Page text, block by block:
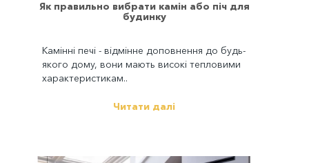
Як правильно вибрати камін або піч для
будинку
Камінні печі - відмінне доповнення до будь-
якого дому, вони мають високі тепловими
характеристикам..
Читати далі